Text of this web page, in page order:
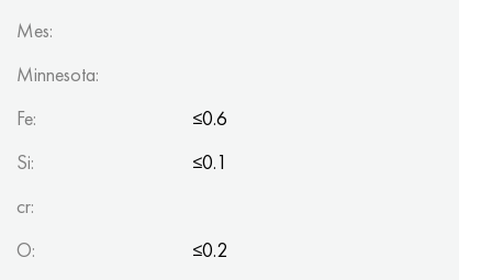
Mes:
Minnesota:
Fe:
≤0.6
Si:
≤0.1
cr:
O:
≤0.2